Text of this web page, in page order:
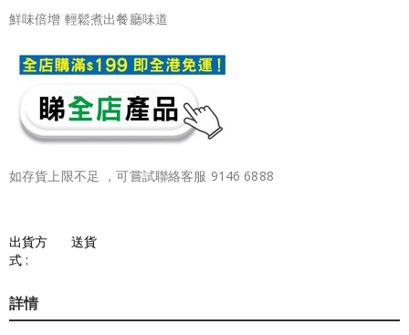
鮮味倍增 輕鬆煮出餐廳味道
如存貨上限不足 ，可嘗試聯絡客服 9146 6888
出貨方
式 :
送貨
詳情